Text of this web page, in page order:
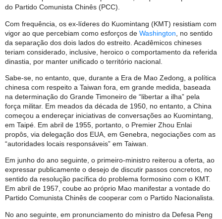
do Partido Comunista Chinês (PCC).
Com frequência, os ex-líderes do Kuomintang (KMT) resistiam com
vigor ao que percebiam como esforços de Washington , no sentido
da separação dos dois lados do estreito. Acadêmicos chineses
teriam considerado, inclusive, heroico o comportamento da referida
dinastia, por manter unificado o território nacional.
Sabe-se, no entanto, que, durante a Era de Mao Zedong, a política
chinesa com respeito a Taiwan fora, em grande medida, baseada
na determinação do Grande Timoneiro de “libertar a ilha” pela
força militar. Em meados da década de 1950, no entanto, a China
começou a endereçar iniciativas de conversações ao Kuomintang,
em Taipé. Em abril de 1955, portanto, o Premier Zhou Enlai
propôs, via delegação dos EUA, em Genebra, negociações com as
“autoridades locais responsáveis” em Taiwan.
Em junho do ano seguinte, o primeiro-ministro reiterou a oferta, ao
expressar publicamente o desejo de discutir passos concretos, no
sentido da resolução pacífica do problema formosino com o KMT.
Em abril de 1957, coube ao próprio Mao manifestar a vontade do
Partido Comunista Chinês de cooperar com o Partido Nacionalista.
No ano seguinte, em pronunciamento do ministro da Defesa Peng